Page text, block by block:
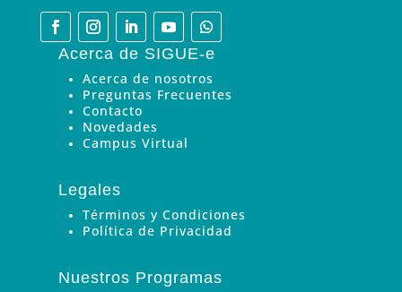
Acerca de SIGUE-e
Acerca de nosotros
Preguntas Frecuentes
Contacto
Novedades
Campus Virtual
Legales
Términos y Condiciones
Política de Privacidad
Nuestros Programas